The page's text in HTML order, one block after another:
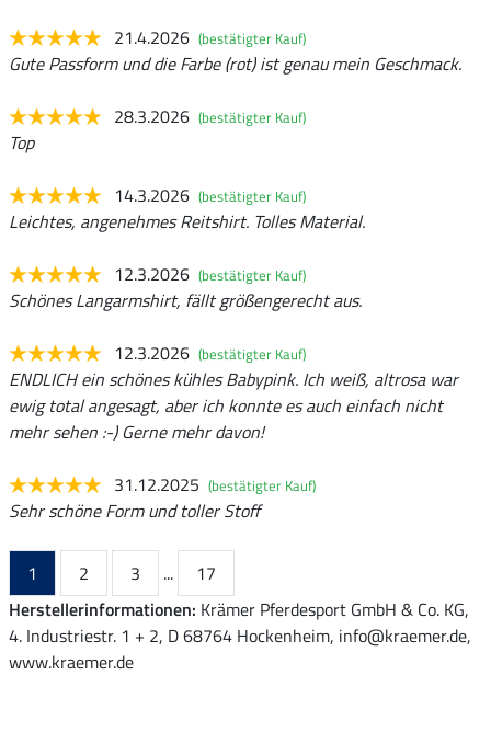
21.4.2026 (bestätigter Kauf)
Gute Passform und die Farbe (rot) ist genau mein Geschmack.
28.3.2026 (bestätigter Kauf)
Top
14.3.2026 (bestätigter Kauf)
Leichtes, angenehmes Reitshirt. Tolles Material.
12.3.2026 (bestätigter Kauf)
Schönes Langarmshirt, fällt größengerecht aus.
12.3.2026 (bestätigter Kauf)
ENDLICH ein schönes kühles Babypink. Ich weiß, altrosa war
ewig total angesagt, aber ich konnte es auch einfach nicht
mehr sehen :-) Gerne mehr davon!
31.12.2025 (bestätigter Kauf)
Sehr schöne Form und toller Stoff
1 2 3 ...
17
Herstellerinformationen: Krämer Pferdesport GmbH & Co. KG,
4. Industriestr. 1 + 2, D 68764 Hockenheim, info@kraemer.de,
www.kraemer.de